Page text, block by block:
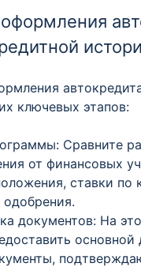
ключевых этапов:
Сравните
от финансовых
ставки по
документов: На
основной